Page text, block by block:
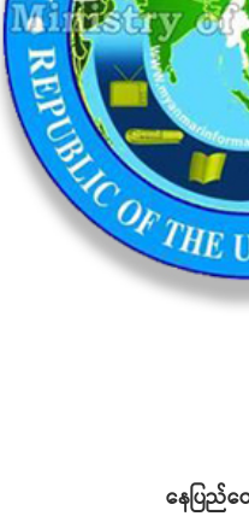
နေပြည်တ